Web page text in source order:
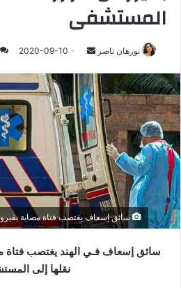
المستشفى
نورهان ناصر
أرسل
إلكترونيا
2020-09-10
سائق إسعاف يغتصب فتاة مصابة
سائق إسعاف فـي الهند يغتصب فتاة
نقلها إلى